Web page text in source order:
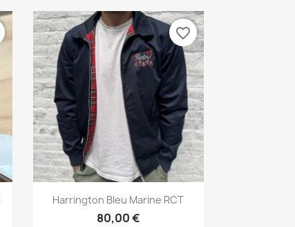
Aperçu rapide
Harrington Bleu Marine RCT
80,00 €
favorite_border